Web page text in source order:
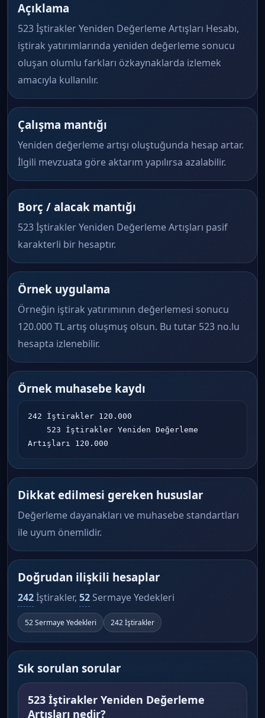
Açıklama
523 İştirakler Yeniden Değerleme Artışları Hesabı,
iştirak yatırımlarında yeniden değerleme sonucu
oluşan olumlu farkları özkaynaklarda izlemek
amacıyla kullanılır.
Çalışma mantığı
Yeniden değerleme artışı oluştuğunda hesap artar.
İlgili mevzuata göre aktarım yapılırsa azalabilir.
Borç / alacak mantığı
523 İştirakler Yeniden Değerleme Artışları pasif
karakterli bir hesaptır.
Örnek uygulama
Örneğin iştirak yatırımının değerlemesi sonucu
120.000 TL artış oluşmuş olsun. Bu tutar 523 no.lu
hesapta izlenebilir.
Örnek muhasebe kaydı
242 İştirakler 120.000
Artışları 120.000
Dikkat edilmesi gereken hususlar
Değerleme dayanakları ve muhasebe standartları
ile uyum önemlidir.
Doğrudan ilişkili hesaplar
242İştirakler, 52 Sermaye Yedekleri
52 Sermaye Yedekleri 242 İştirakler
Sık sorulan sorular
523 İştirakler Yeniden Değerleme
Artışları nedir?